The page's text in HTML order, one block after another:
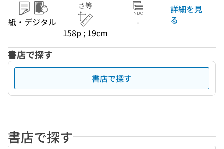
紙・デジタル
さ等
158p ; 19cm
-
詳細を見
る
書店で探す
書店で探す
書店で探す